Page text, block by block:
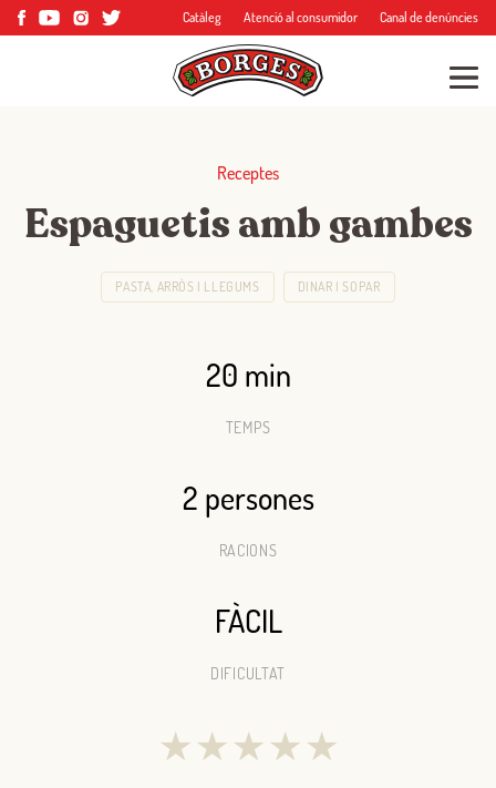
Catàleg Atenció al consumidor Canal de denúncies
Receptes
Espaguetis amb gambes
PASTA, ARRÒS I LLEGUMS DINAR I SOPAR
20 min
TEMPS
2 persones
RACIONS
FÀCIL
DIFICULTAT
★★★★★